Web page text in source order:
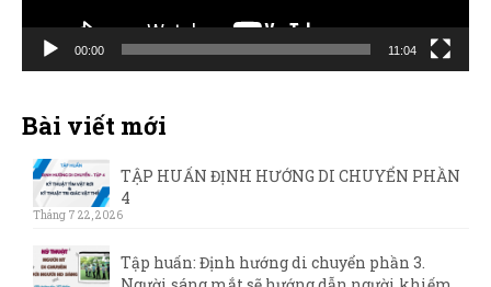
00:00 11:04
Bài viết mới
TẬP HUẤN ĐỊNH HƯỚNG DI CHUYỂN PHẦN
4
Tháng 7 22, 2026
Tập huấn: Định hướng di chuyển phần 3.